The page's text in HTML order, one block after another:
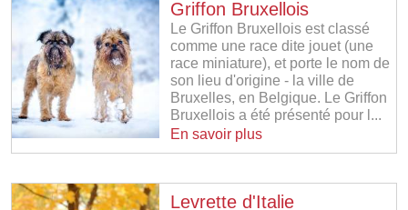
Griffon Bruxellois
Le Griffon Bruxellois est classé
comme une race dite jouet (une
race miniature), et porte le nom de
son lieu d'origine - la ville de
Bruxelles, en Belgique. Le Griffon
Bruxellois a été présenté pour l...
En savoir plus
Levrette d'Italie